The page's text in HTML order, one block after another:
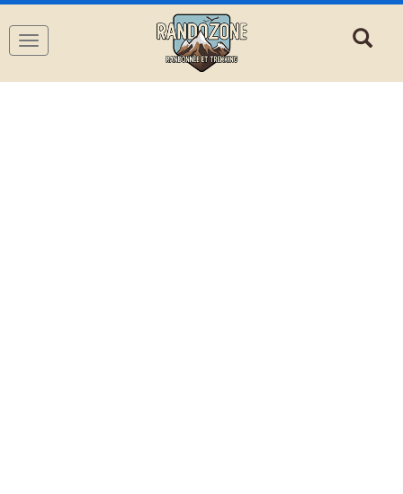
Navigation